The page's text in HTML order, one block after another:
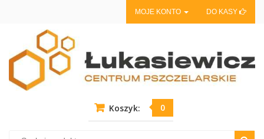
MOJE KONTO DO KASY
Koszyk: 0